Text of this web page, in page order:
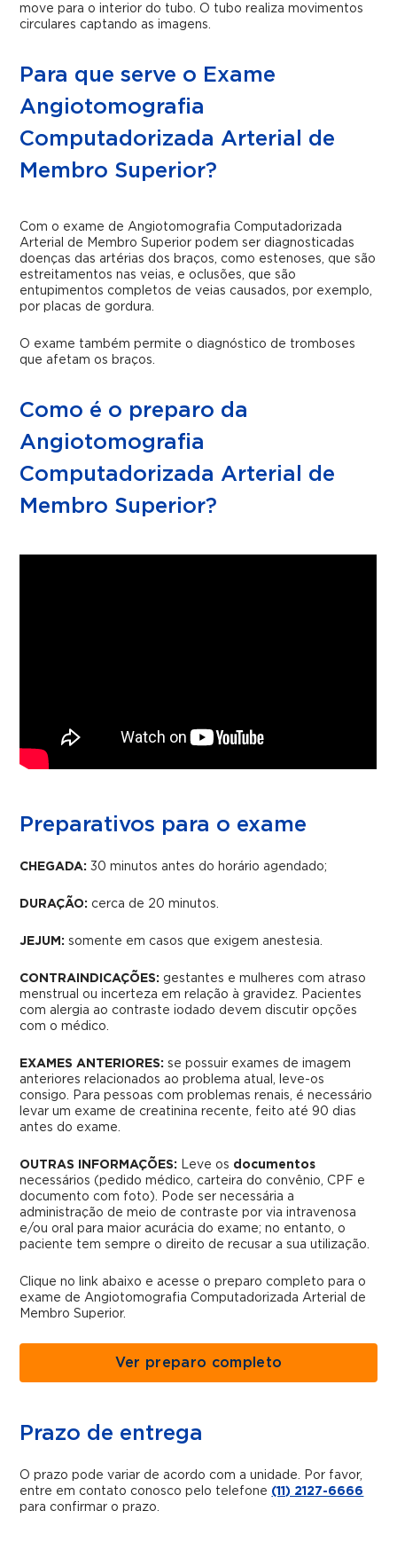
move para o interior do tubo. O tubo realiza movimentos
circulares captando as imagens.
Para que serve o Exame
Angiotomografia
Computadorizada Arterial de
Membro Superior?
Com o exame deAngiotomografia Computadorizada
Arterial de Membro Superiorpodem ser diagnosticadas
doenças das artérias dos braços, como estenoses, que são
estreitamentos nas veias, e oclusões, que são
entupimentos completos de veias causados, por exemplo,
por placas de gordura.
O exame também permite o diagnóstico de tromboses
que afetam os braços.
Como é o preparo da
Angiotomografia
Computadorizada Arterial de
Membro Superior?
Preparativos para o exame
CHEGADA: 30 minutos antes do horário agendado;
DURAÇÃO: cerca de 20 minutos.
JEJUM:somente em casos que exigem anestesia.
CONTRAINDICAÇÕES: gestantes e mulheres com atraso
menstrual ou incerteza em relação à gravidez. Pacientes
com alergia ao contraste iodado devem discutir opções
com o médico.
EXAMES ANTERIORES:se possuir exames de imagem
anteriores relacionados ao problema atual, leve-os
consigo. Para pessoas com problemas renais, é necessário
levar um exame de creatinina recente, feito até 90 dias
antes do exame.
OUTRAS INFORMAÇÕES: Leve os documentos
necessários (pedido médico, carteira do convênio, CPF e
documento com foto). Pode ser necessária a
administração de meio de contraste por via intravenosa
e/ou oral para maior acurácia do exame; no entanto, o
paciente tem sempre o direito de recusar a sua utilização.
Clique no link abaixo e acesse o preparo completo para o
exame de Angiotomografia Computadorizada Arterial de
Membro Superior.
Ver preparo completo
Prazo de entrega
O prazo pode variar de acordo com a unidade. Por favor,
entre em contato conosco pelo telefone (11) 2127-6666
para confirmar o prazo.